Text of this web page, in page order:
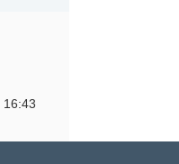
16:43